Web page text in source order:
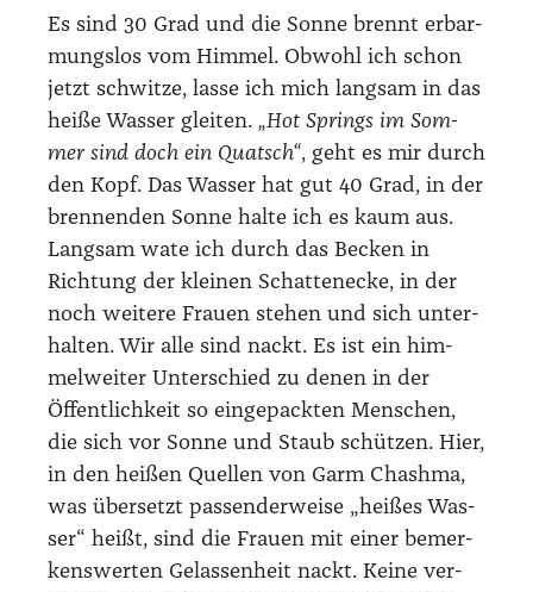
Es sind 30 Grad und die Son­ne brennt erbar­
mungs­los vom Him­mel. Obwohl ich schon
jetzt schwit­ze, las­se ich mich lang­sam in das
hei­ße Was­ser glei­ten. „Hot Springs im Som­
mer sind doch ein Quatsch“, geht es mir durch
den Kopf. Das Was­ser hat gut 40 Grad, in der
bren­nen­den Son­ne hal­te ich es kaum aus.
Lang­sam wate ich durch das Becken in
Rich­tung der klei­nen Schat­ten­ecke, in der
noch wei­te­re Frau­en ste­hen und sich unter­
hal­ten. Wir alle sind nackt. Es ist ein him­
mel­wei­ter Unter­schied zu denen in der
Öffent­lich­keit so ein­ge­pack­ten Men­schen,
die sich vor Son­ne und Staub schüt­zen. Hier,
in den hei­ßen Quel­len von Garm Chash­ma,
was über­setzt pas­sen­der­wei­se „hei­ßes Was­
ser“ heißt, sind die Frau­en mit einer bemer­
kens­wer­ten Gelas­sen­heit nackt. Kei­ne ver­